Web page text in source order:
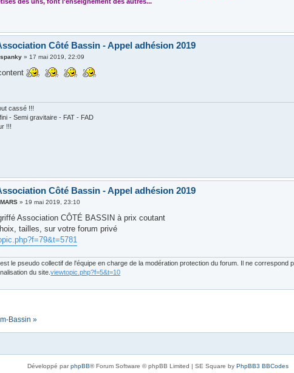
Côté Bassin - Appel adhésion 2019
spanky » 17 mai 2019, 22:09
cassé !!!
- Semi gravitaire - FAT - FAD
!!!
Côté Bassin - Appel adhésion 2019
MARS » 19 mai 2019, 23:10
Association CÔTÉ BASSIN à prix coutant
tailles, sur votre forum privé
le pseudo collectif de l'équipe en charge de la modération protection du forum. Il ne
du site.viewtopic.php?f=5&t=10
Bassin »
Développé parphpBB® Forum Software © phpBB Limited | SE Square by PhpBB3 BBCodes